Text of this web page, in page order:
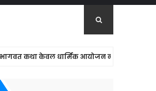
कथा केवल धार्मिक आयोजन नहीं, बल्कि समाज में